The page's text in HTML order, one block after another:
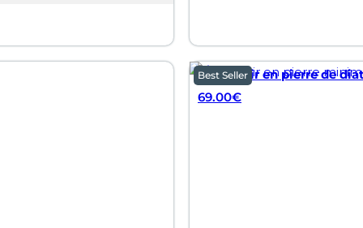
Best Seller
Égouttoir en pierre de
69.00€